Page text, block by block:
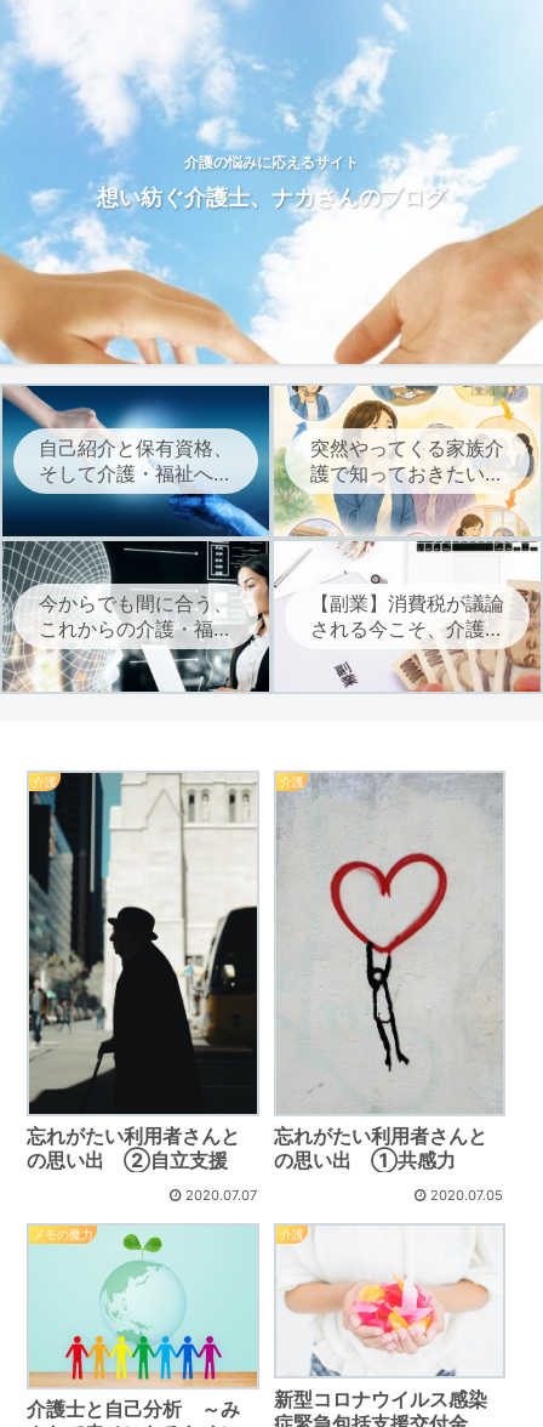
介護の悩みに応えるサイト
想い紡ぐ介護士、ナカさんのブログ
自己紹介と保有資格、
そして介護・福祉への
想いについて
突然やってくる家族介
護で知っておきたい、
介護サービスを始める
までの流れ
今からでも間に合う、
これからの介護・福祉
に必要なAIを学ぶ
【副業】消費税が議論
される今こそ、介護・
福祉職は自立に向けた
副業を考えよう
介護
忘れがたい利用者さんと
の思い出 ②自立支援
2020.07.07
介護
忘れがたい利用者さんと
の思い出 ①共感力
2020.07.05
メモの魔力
介護士と自己分析 ～み
介護
新型コロナウイルス感染